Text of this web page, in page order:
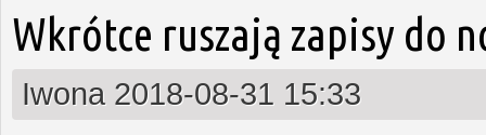
Wkrótce ruszają zapisy do
Iwona 2018-08-31 15:33